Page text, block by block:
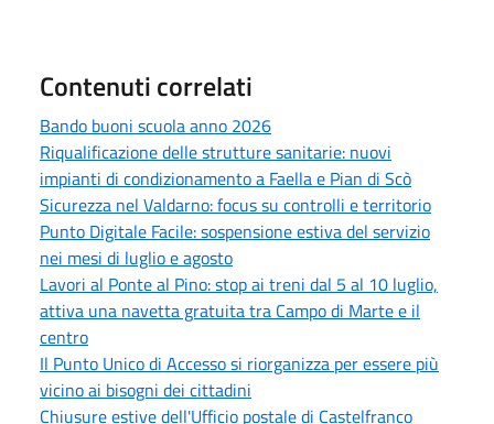
Contenuti correlati
Bando buoni scuola anno 2026
Riqualificazione delle strutture sanitarie: nuovi
impianti di condizionamento a Faella e Pian di Scò
Sicurezza nel Valdarno: focus su controlli e territorio
Punto Digitale Facile: sospensione estiva del servizio
nei mesi di luglio e agosto
Lavori al Ponte al Pino: stop ai treni dal 5 al 10 luglio,
attiva una navetta gratuita tra Campo di Marte e il
centro
Il Punto Unico di Accesso si riorganizza per essere più
vicino ai bisogni dei cittadini
Chiusure estive dell'Ufficio postale di Castelfranco